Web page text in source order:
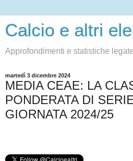
Calcio e altri
Approfondimenti e statistiche
martedì 3 dicembre 2024
MEDIA CEAE: LA
PONDERATA DI
GIORNATA 2024/25